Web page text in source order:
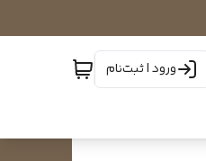
ورود | ثبت‌نام